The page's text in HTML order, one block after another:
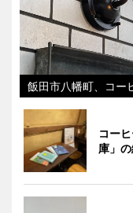
飯田市八幡町、コー
コー
庫」